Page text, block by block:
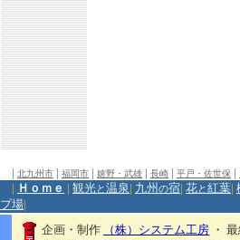
| 北九州市 | 福岡市 | 嬉野・武雄 | 長崎 | 平戸・佐世保 |
| Ｈｏｍｅ | 観光と温泉| 九州 の宿| 花と紅葉|
プ場|
企画・制作
（株）システム工房 ・